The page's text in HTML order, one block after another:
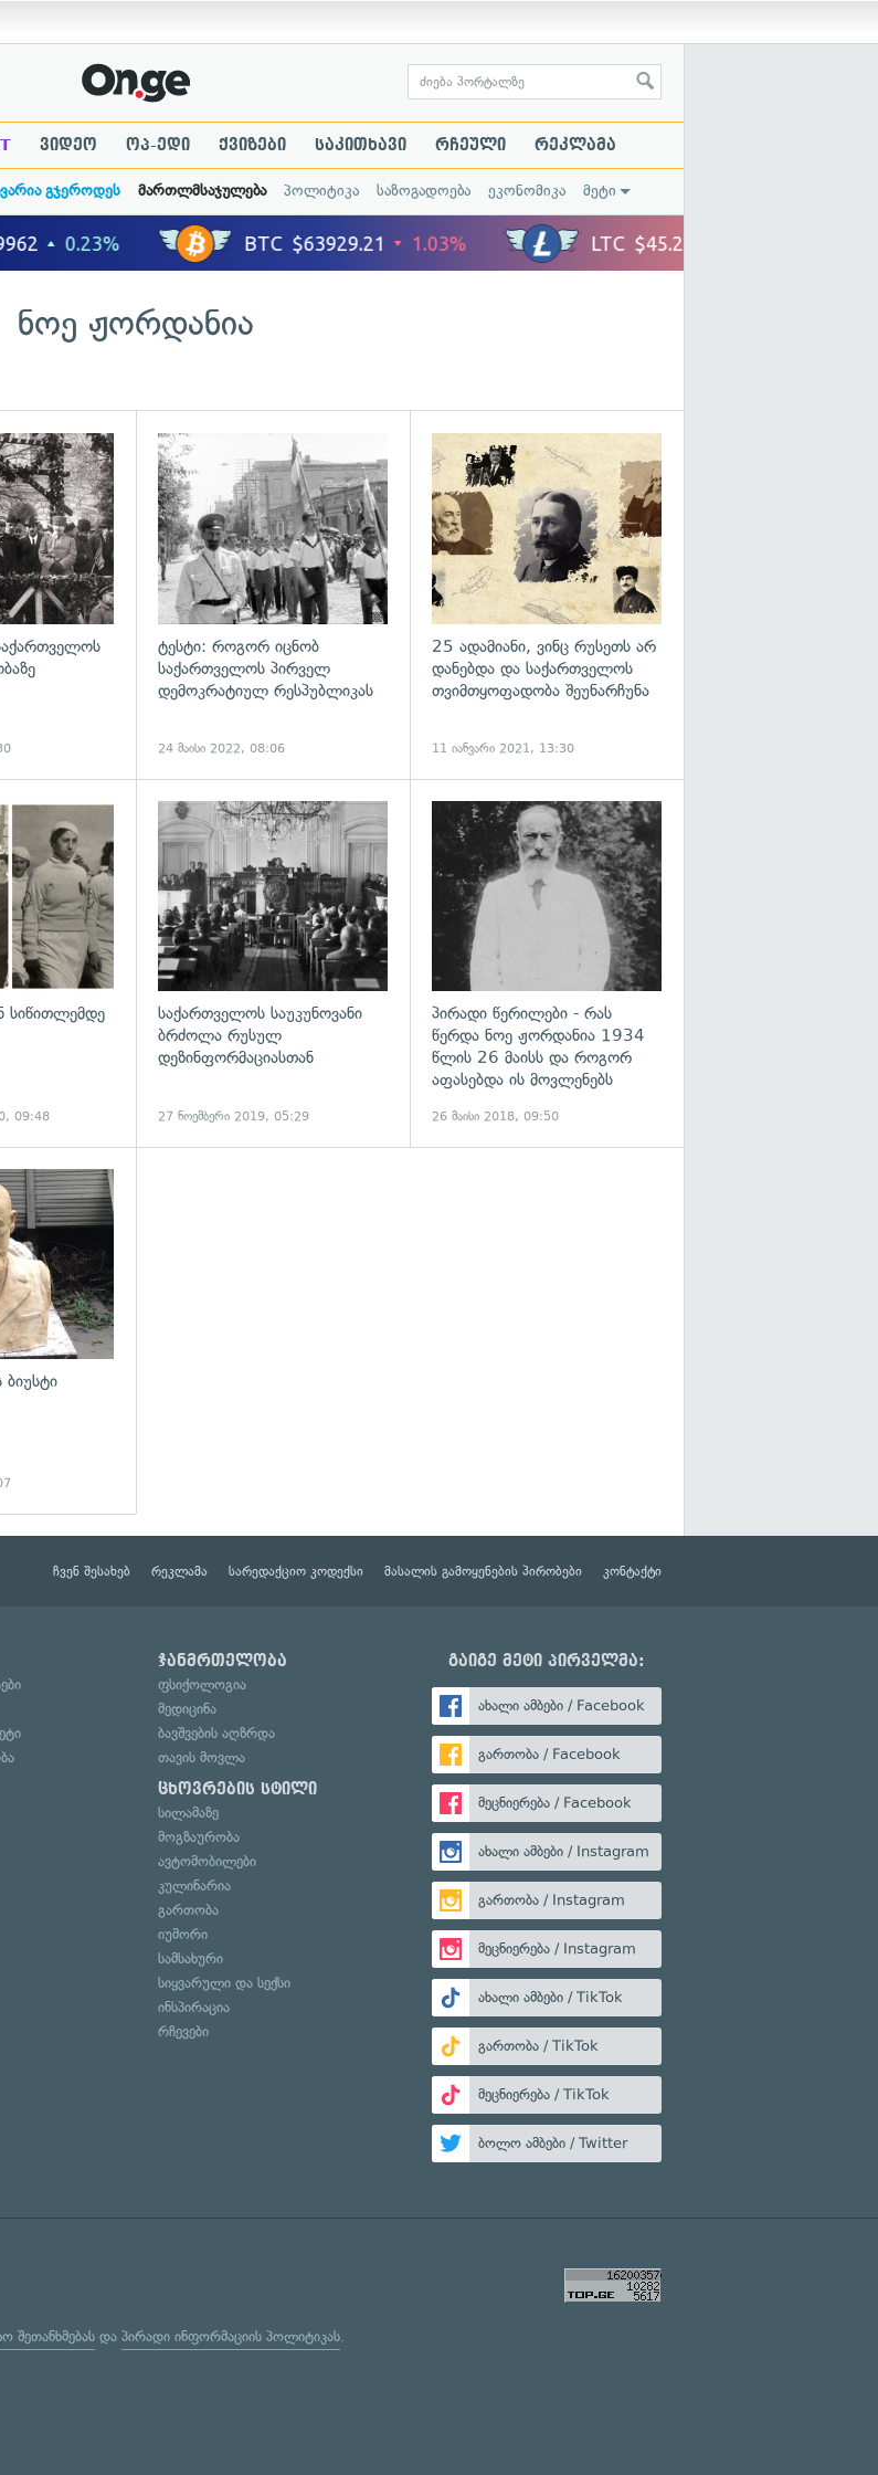
T ვიდეო ოპ-ედი ქვიზები საკითხავი რჩეული რეკლამა
გჯეროდეს მართლმსაჯულება პოლიტიკა საზოგადოება ეკონომიკა მეტი
ნოე ჟორდანია
ტესტი: როგორ იცნობ
საქართველოს პირველ
დემოკრატიულ რესპუბლიკას
24 მაისი 2022, 08:06
25 ადამიანი, ვინც რუსეთს არ
დანებდა და საქართველოს
თვიმთყოფადობა შეუნარჩუნა
11 იანვარი 2021, 13:30
სიწითლემდე
09:48
გადახედვა
საქართველოს საუკუნოვანი
ბრძოლა რუსულ
დეზინფორმაციასთან
27 ნოემბერი 2019, 05:29
პირადი წერილები - რას
წერდა ნოე ჟორდანია 1934
წლის 26 მაისს და როგორ
აფასებდა ის მოვლენებს
26 მაისი 2018, 09:50
ჩვენ შესახებ რეკლამა სარედაქციო კოდექსი მასალის გამოყენების პირობები კონტაქტი
ჯანმრთელობა
ფსიქოლოგია
მედიცინა
ბავშვების აღზრდა
თავის მოვლა
ცხოვრების სტილი
სილამაზე
მოგზაურობა
ავტომობილები
კულინარია
გართობა
იუმორი
სამსახური
სიყვარული და სექსი
ინსპირაცია
რჩევები
გაიგე მეტი პირველმა:
ახალი ამბები / Facebook
გართობა / Facebook
მეცნიერება / Facebook
ახალი ამბები / Instagram
გართობა / Instagram
მეცნიერება / Instagram
ახალი ამბები / TikTok
გართობა / TikTok
მეცნიერება / TikTok
ბოლო ამბები / Twitter
შეთანხმებას და პირადი ინფორმაციის პოლიტიკას.